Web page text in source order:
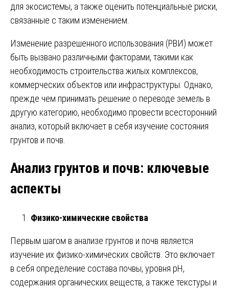
для экосистемы, а также оценить потенциальные риски,
связанные с таким изменением.
Изменение разрешенного использования (РВИ) может
быть вызвано различными факторами, такими как
необходимость строительства жилых комплексов,
коммерческих объектов или инфраструктуры. Однако,
прежде чем принимать решение о переводе земель в
другую категорию, необходимо провести всесторонний
анализ, который включает в себя изучение состояния
грунтов и почв.
Анализ грунтов и почв: ключевые
аспекты
Физико-химические свойства
Первым шагом в анализе грунтов и почв является
изучение их физико-химических свойств. Это включает
в себя определение состава почвы, уровня pH,
содержания органических веществ, а также текстуры и